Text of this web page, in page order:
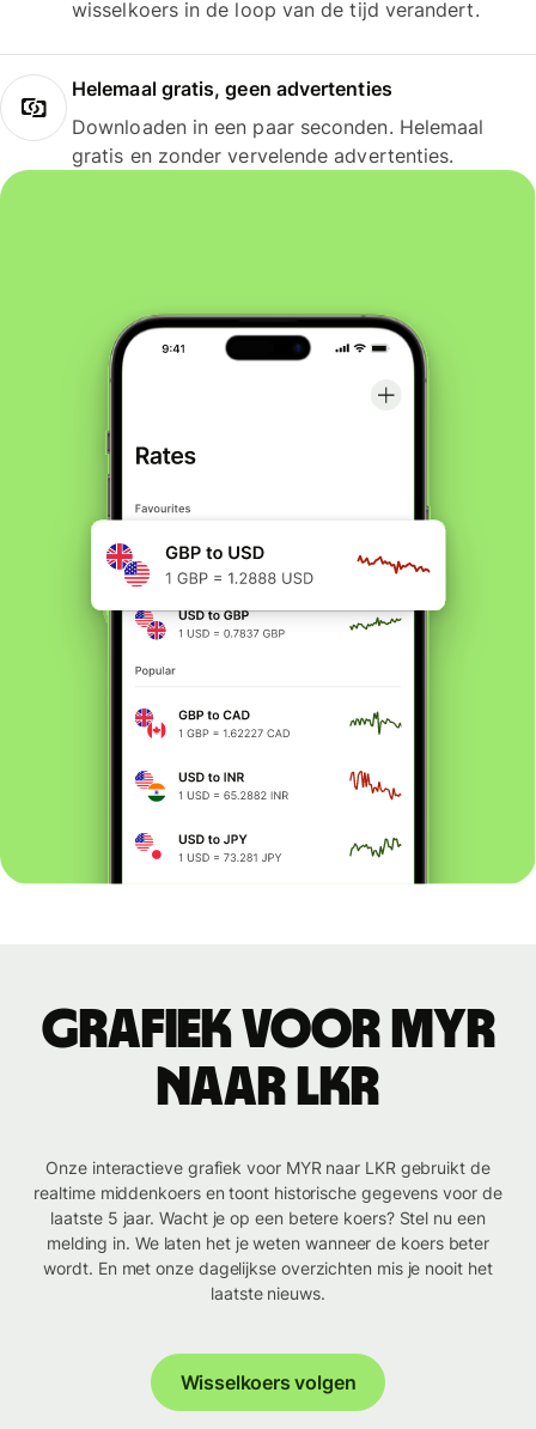
wisselkoers in de loop van de tijd verandert.
Helemaal gratis, geen advertenties
Downloaden in een paar seconden. Helemaal
gratis en zonder vervelende advertenties.
Grafiek voor MYR
naar LKR
Onze interactieve grafiek voor MYR naar LKR gebruikt de
realtime middenkoers en toont historische gegevens voor de
laatste 5 jaar. Wacht je op een betere koers? Stel nu een
melding in. We laten het je weten wanneer de koers beter
wordt. En met onze dagelijkse overzichten mis je nooit het
laatste nieuws.
Wisselkoers volgen